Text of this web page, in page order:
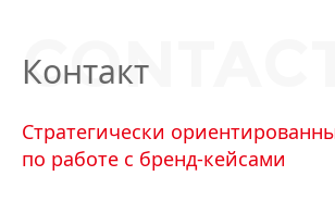
Контакт
CONTACT
Стратегически
по работе с бренд-кейсами